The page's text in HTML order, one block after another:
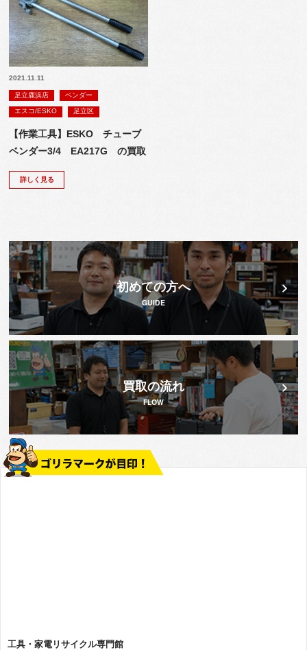
2021.11.11
足立鹿浜店 ベンダー
エスコ/ESKO 足立区
【作業工具】ESKO チューブ
ベンダー3/4 EA217G の買取
詳しく見る
初めての方へ
GUIDE
買取の流れ
FLOW
工具・家電リサイクル専門館